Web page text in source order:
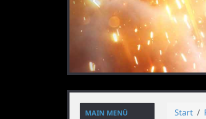
vorheriges
MAIN MENÜ Start